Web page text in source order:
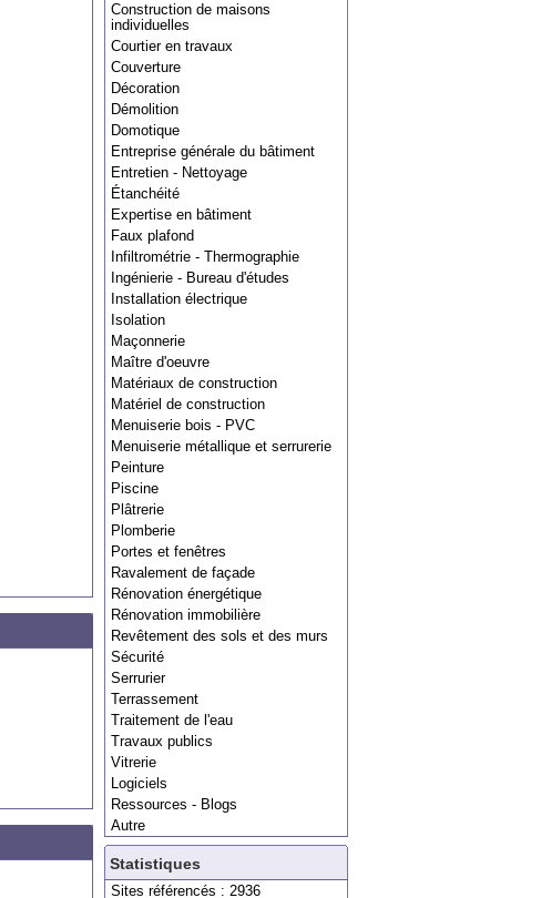
Construction de maisons
individuelles
Courtier en travaux
Couverture
Décoration
Démolition
Domotique
Entreprise générale du bâtiment
Entretien - Nettoyage
Étanchéité
Expertise en bâtiment
Faux plafond
Infiltrométrie - Thermographie
Ingénierie - Bureau d'études
Installation électrique
Isolation
Maçonnerie
Maître d'oeuvre
Matériaux de construction
Matériel de construction
Menuiserie bois - PVC
Menuiserie métallique et serrurerie
Peinture
Piscine
Plâtrerie
Plomberie
Portes et fenêtres
Ravalement de façade
Rénovation énergétique
Rénovation immobilière
Revêtement des sols et des murs
Sécurité
Serrurier
Terrassement
Traitement de l'eau
Travaux publics
Vitrerie
Logiciels
Ressources - Blogs
Autre
Statistiques
Sites référencés : 2936